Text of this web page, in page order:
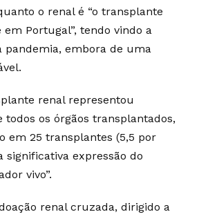
o renal é “o transplante
Portugal”, tendo vindo a
pandemia, embora de uma
renal representou
todos os órgãos transplantados,
em 25 transplantes (5,5 por
significativa expressão do
vivo”.
renal cruzada, dirigido a